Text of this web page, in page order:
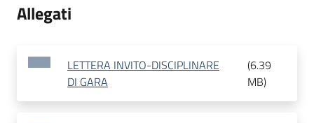
Allegati
LETTERA INVITO-DISCIPLINARE
DI GARA
(6.39
MB)